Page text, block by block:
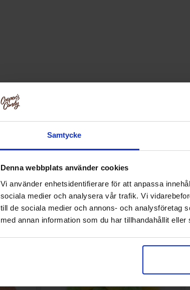
Samtycke
Denna webbplats använder cookies
Vi använder enhetsidentifierare för att anpassa
sociala medier och analysera vår trafik. Vi
till de sociala medier och annons- och analysföretag
med annan information som du har tillhandahållit